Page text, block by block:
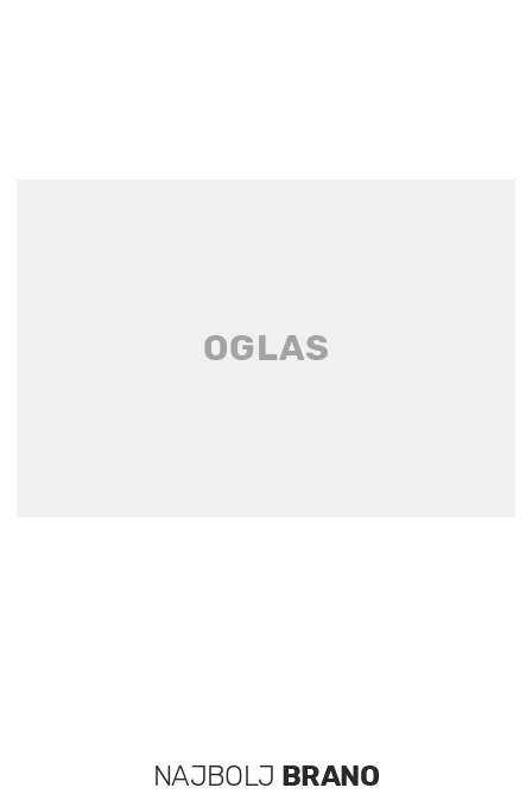
NAJBOLJ BRANO